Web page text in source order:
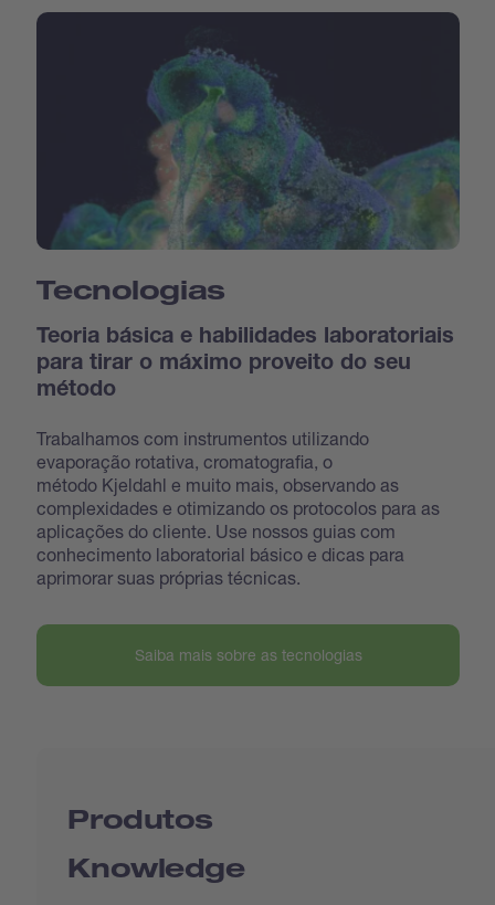
Tecnologias
Teoria básica e habilidades laboratoriais
para tirar o máximo proveito do seu
método
Trabalhamos com instrumentos utilizando
evaporação rotativa, cromatografia, o
método Kjeldahl e muito mais, observando as
complexidades e otimizando os protocolos para as
aplicações do cliente. Use nossos guias com
conhecimento laboratorial básico e dicas para
aprimorar suas próprias técnicas.
Saiba mais sobre as tecnologias
Produtos
Knowledge